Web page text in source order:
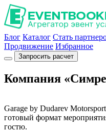
Блог Каталог Стать
Продвижение Избранное
Запросить расчет
Компания
Garage by Dudarev
готовый формат
гостю.